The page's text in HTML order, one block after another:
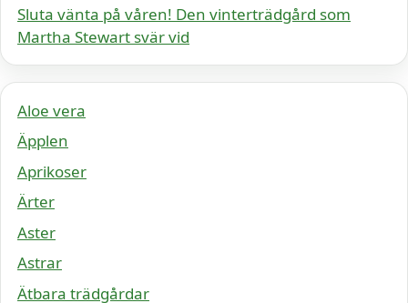
Sluta vänta på våren! Den vinterträdgård som
Martha Stewart svär vid
Aloe vera
Äpplen
Aprikoser
Ärter
Aster
Astrar
Ätbara trädgårdar